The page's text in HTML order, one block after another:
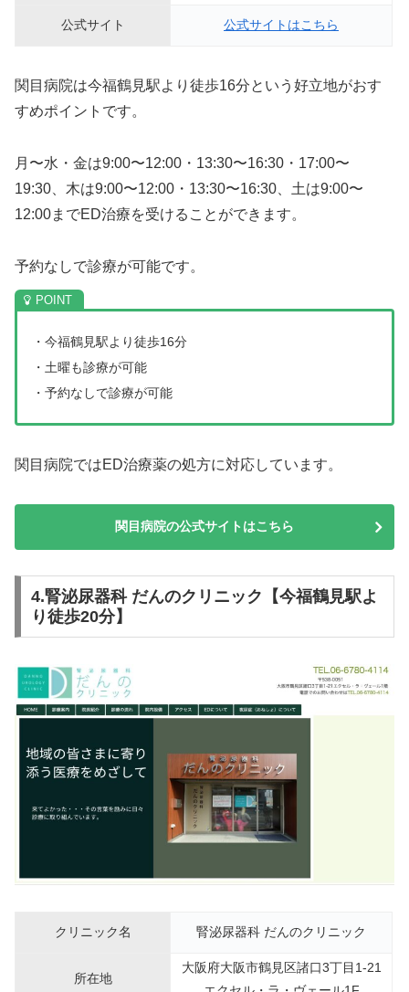
公式サイト 公式サイトはこちら
関目病院は今福鶴見駅より徒歩16分という好立地がおす
すめポイントです。
月〜水・金は9:00〜12:00・13:30〜16:30・17:00〜
19:30、木は9:00〜12:00・13:30〜16:30、土は9:00〜
12:00までED治療を受けることができます。
予約なしで診療が可能です。
・今福鶴見駅より徒歩16分
・土曜も診療が可能
・予約なしで診療が可能
関目病院ではED治療薬の処方に対応しています。
関目病院の公式サイトはこちら
4.腎泌尿器科 だんのクリニック【今福鶴見駅よ
り徒歩20分】
クリニック名 腎泌尿器科 だんのクリニック
所在地
大阪府大阪市鶴見区諸口3丁目1-21